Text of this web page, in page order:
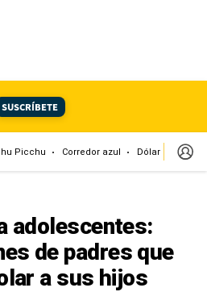
SUSCRÍBETE
Picchu Corredor azul Dólar
adolescentes:
de padres que
a sus hijos